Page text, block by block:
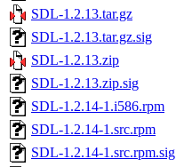
SDL-1.2.13.tar.gz
SDL-1.2.13.tar.gz.sig
SDL-1.2.13.zip
SDL-1.2.13.zip.sig
SDL-1.2.14-1.i586.rpm
SDL-1.2.14-1.src.rpm
SDL-1.2.14-1.src.rpm.sig